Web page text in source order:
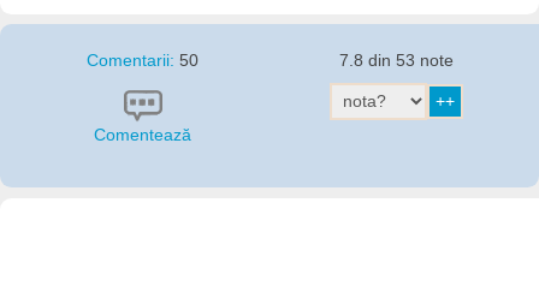
Comentarii:50
Comentează
7.8 din 53 note